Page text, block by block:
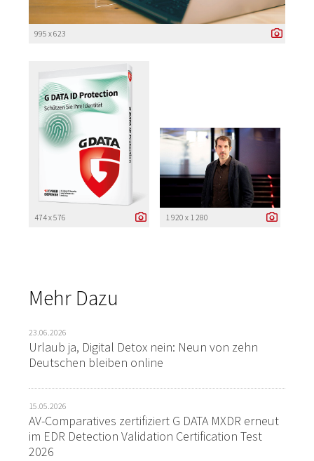
995 x 623
474 x 576 1 920 x 1 280
Mehr Dazu
23.06.2026
Urlaub ja, Digital Detox nein: Neun von zehn
Deutschen bleiben online
15.05.2026
AV-Comparatives zertifiziert G DATA MXDR erneut
im EDR Detection Validation Certification Test
2026